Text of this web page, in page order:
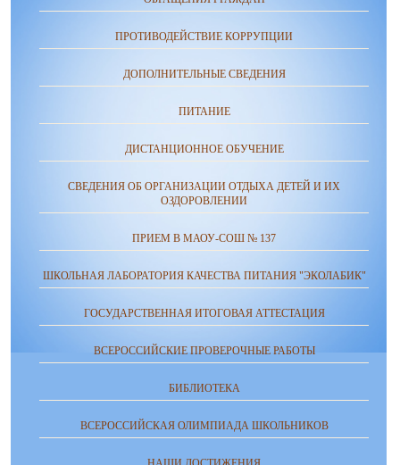
ПРОТИВОДЕЙСТВИЕ КОРРУПЦИИ
ДОПОЛНИТЕЛЬНЫЕ СВЕДЕНИЯ
ПИТАНИЕ
ДИСТАНЦИОННОЕ ОБУЧЕНИЕ
СВЕДЕНИЯ ОБ ОРГАНИЗАЦИИ ОТДЫХА ДЕТЕЙ И ИХ
ОЗДОРОВЛЕНИИ
ПРИЕМ В МАОУ-СОШ № 137
ШКОЛЬНАЯ ЛАБОРАТОРИЯ КАЧЕСТВА ПИТАНИЯ "ЭКОЛАБИК"
ГОСУДАРСТВЕННАЯ ИТОГОВАЯ АТТЕСТАЦИЯ
ВСЕРОССИЙСКИЕ ПРОВЕРОЧНЫЕ РАБОТЫ
БИБЛИОТЕКА
ВСЕРОССИЙСКАЯ ОЛИМПИАДА ШКОЛЬНИКОВ